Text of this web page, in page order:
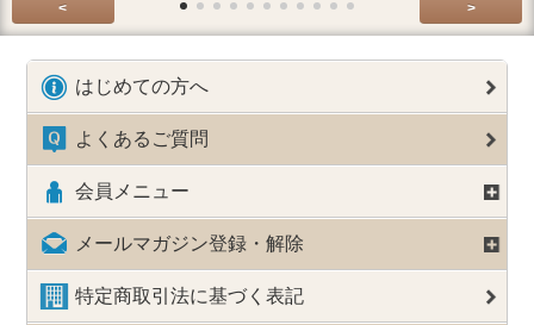
< >
はじめての方へ
よくあるご質問
会員メニュー
メールマガジン登録・解除
特定商取引法に基づく表記